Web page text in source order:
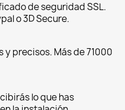
de seguridad SSL.
o 3D Secure.
y precisos. Más de 71000
lo que has